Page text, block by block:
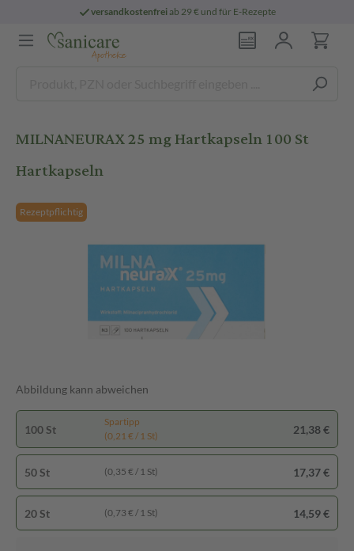
versandkostenfreiab 29 € und für E-Rezepte
MILNANEURAX 25 mg Hartkapseln 100 St
Hartkapseln
Rezeptpflichtig
Abbildung kann abweichen
100 St
Spartipp
(0,21 € / 1 St)
21,38 €
50 St (0,35 € / 1 St) 17,37 €
20 St (0,73 € / 1 St) 14,59 €